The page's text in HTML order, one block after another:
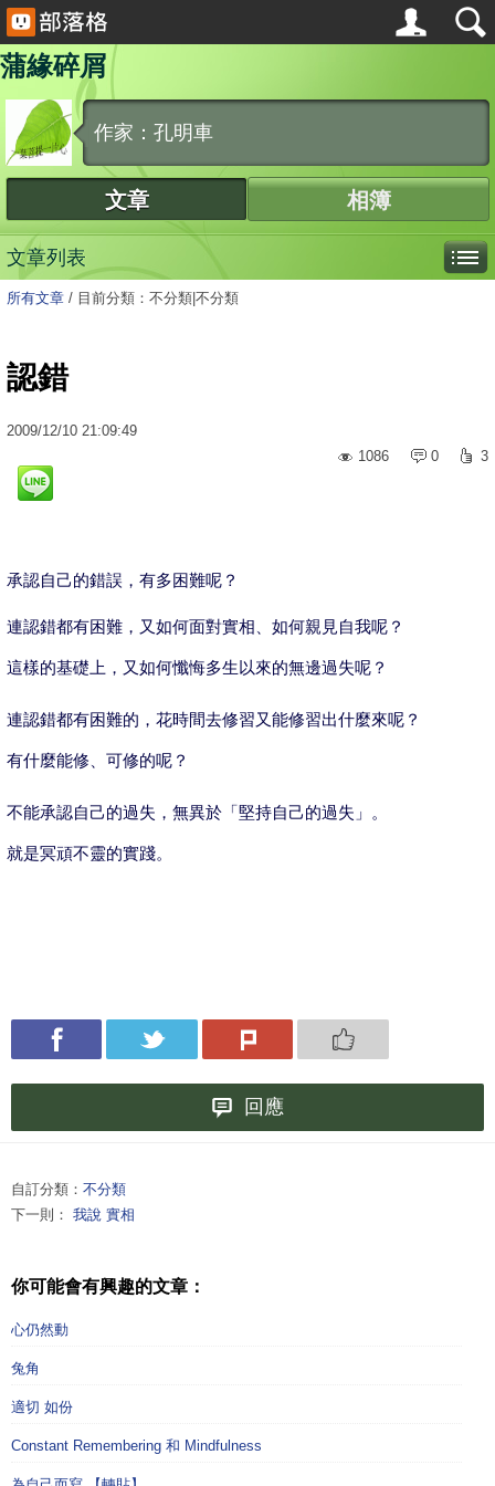
蒲緣碎屑
作家：孔明車
文章 相簿
文章列表
所有文章 / 目前分類：不分類|不分類
認錯
2009/12/10 21:09:49
1086
0 3
承認自己的錯誤，有多困難呢？
連認錯都有困難，又如何面對實相、如何親見自我呢？
這樣的基礎上，又如何懺悔多生以來的無邊過失呢？
連認錯都有困難的，花時間去修習又能修習出什麼來呢？
有什麼能修、可修的呢？
不能承認自己的過失，無異於「堅持自己的過失」。
就是冥頑不靈的實踐。
回應
自訂分類： 不分類
下一則： 我說 實相
你可能會有興趣的文章：
心仍然動
兔角
適切 如份
Constant Remembering 和 Mindfulness